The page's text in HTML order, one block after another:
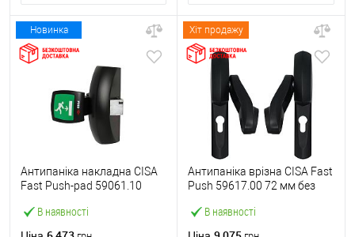
Новинка
В наявності
Антипаніка накладна CISA
Fast Push-pad 59061.10
Хіт продажу
В наявності
Антипаніка врізна CISA Fast
Push 59617.00 72 мм без